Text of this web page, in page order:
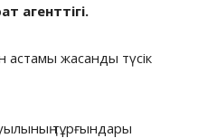
агенттігі.
астамы жасанды түсік
тұрғындары